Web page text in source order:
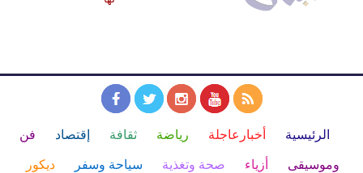
الرئيسية أخبارعاجلة رياضة ثقافة إقتصاد فن
وموسيقى أزياء صحة وتغذية سياحة وسفر ديكور